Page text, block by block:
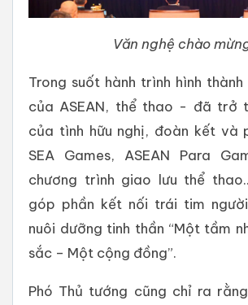
Văn nghệ chào
Trong suốt hành trình hình
của ASEAN, thể thao - đã trở
của tình hữu nghị, đoàn kết và
SEA Games, ASEAN Para
chương trình giao lưu thể
góp phần kết nối trái tim người
nuôi dưỡng tinh thần “Một tầm
sắc – Một cộng đồng”.
Phó Thủ tướng cũng chỉ ra